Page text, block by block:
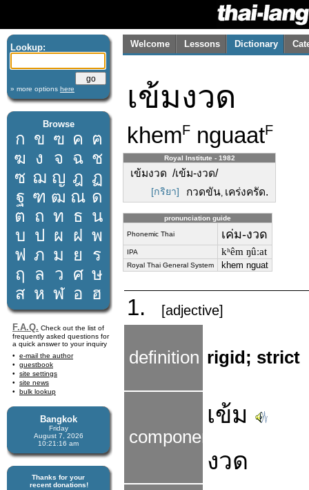
Lookup:
» more options here
Browse
ก ข ฃ ค ฅ
ฆ ง จ ฉ ช
ซ ฌ ญ ฎ ฏ
ฐ ฑ ฒ ณ ด
ต ถ ท ธ น
บ ป ผ ฝ พ
ฟ ภ ม ย
ร
ฤ
ล ว ศ ษ
ส ห ฬ อ ฮ
F.A.Q. Check out the list of
frequently asked questions for
a quick answer to your inquiry
e-mail the author
guestbook
site settings
site news
bulk lookup
Bangkok
Friday
August 7, 2026
10:21:17 am
Thanks for your
recent donations!
Welcome Lessons Dictionary
เข้มงวด
khemF nguaatF
Royal Institute - 1982
เข้มงวด /เข้ม-งวด/
[กริยา] กวดขัน, เคร่งครัด.
pronunciation guide
Phonemic Thai เค่ม-งวด
IPA kʰêm ŋûːat
Royal Thai General System khem nguat
1. [adjective]
definition rigid; strict
components
เข้ม
งวด